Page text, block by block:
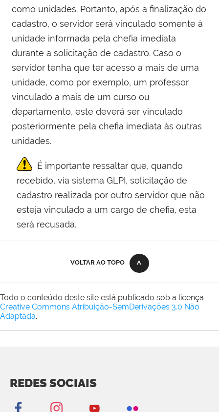
como unidades. Portanto, após a finalização do
cadastro, o servidor será vinculado somente à
unidade informada pela chefia imediata
durante a solicitação de cadastro. Caso o
servidor tenha que ter acesso a mais de uma
unidade, como por exemplo, um professor
vinculado a mais de um curso ou
departamento, este deverá ser vinculado
posteriormente pela chefia imediata às outras
unidades.
É importante ressaltar que, quando
recebido, via sistema GLPI, solicitação de
cadastro realizada por outro servidor que não
esteja vinculado a um cargo de chefia, esta
será recusada.
VOLTAR AO TOPO
Todo o conteúdo deste site está publicado sob a licença
Creative Commons Atribuição-SemDerivações 3.0 Não
Adaptada.
REDES SOCIAIS